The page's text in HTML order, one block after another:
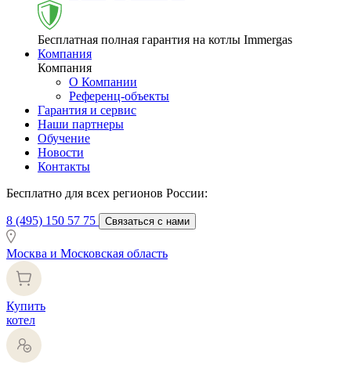
Бесплатная полная гарантия на котлы Immergas
Компания
Компания
О Компании
Референц-объекты
Гарантия и сервис
Наши партнеры
Обучение
Новости
Контакты
Бесплатно для всех регионов России:
8 (495) 150 57 75 Связаться с нами
Москва и Московская область
Купить
котел